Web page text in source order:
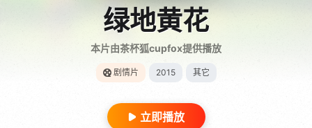
绿地黄花
本片由茶杯狐cupfox提供播放
剧情片 2015 其它
立即播放